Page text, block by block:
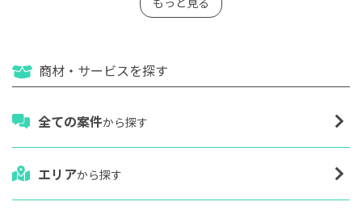
商材・サービスを探す
全ての案件から探す
エリアから探す